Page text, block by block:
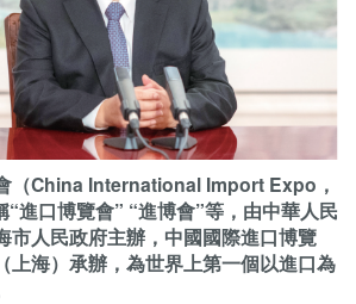
（China International Import Expo，
進口博覽會” “進博會”等，由中華人民
市人民政府主辦，中國國際進口博覽
上海）承辦，為世界上第一個以進口為